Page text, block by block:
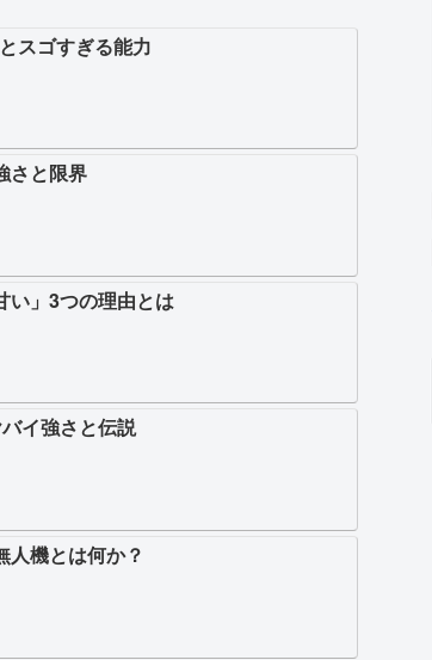
スゴすぎる能力
さと限界
い」3つの理由とは
イ強さと伝説
人機とは何か？